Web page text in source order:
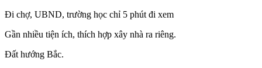
Đi chợ, UBND, trường học chỉ 5 phút đi xem
Gần nhiều tiện ích, thích hợp xây nhà ra riêng.
Đất hướng Bắc.